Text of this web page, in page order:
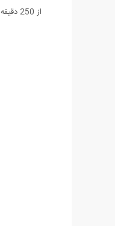
از 250 دقیقه آموزش ویدیویی پیرایش مردانه به زبان فارسی است.